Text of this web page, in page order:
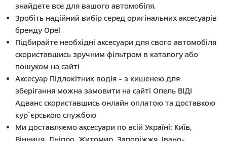
знайдете все для вашого автомобіля.
Зробіть надійний вибір серед оригінальних аксесуарів
бренду Opel
Підбирайте необхідні аксесуари для свого автомобіля
скориставшись зручним фільтром в каталогу або
пошуком на сайті
Аксесуар Підлокітник водія - з кишенею для
зберігання можна замовити на сайті Опель ВІДІ
Адванс скориставшись онлайн оплатою та доставкою
кур`єрською службою
Ми доставляємо аксесуари по всій Україні: Київ,